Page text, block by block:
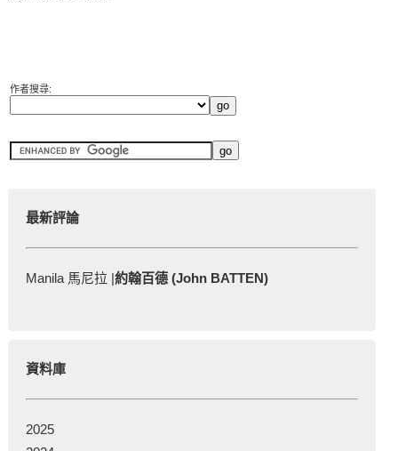
作者搜尋:
最新評論
Manila 馬尼拉 |約翰百德 (John BATTEN)
資料庫
2025